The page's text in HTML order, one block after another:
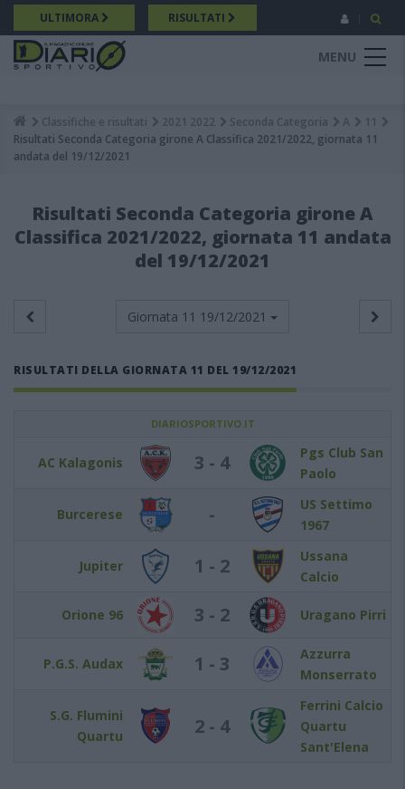
Salta
al
contenuto
principale
ULTIMORA RISULTATI
MENU
Breadcrumb
Classifiche e risultati 2021 2022 Seconda Categoria A
11
Risultati Seconda Categoria girone A Classifica 2021/2022, giornata 11
andata del 19/12/2021
Risultati Seconda Categoria girone A
Classifica 2021/2022, giornata 11 andata
del 19/12/2021
Giornata 11 19/12/2021
RISULTATI DELLA GIORNATA 11 DEL 19/12/2021
DIARIOSPORTIVO.IT
AC Kalagonis 3 - 4
Pgs Club San
Paolo
Burcerese -
US Settimo
1967
Jupiter 1 - 2
Ussana
Calcio
Orione 96 3 - 2 Uragano Pirri
P.G.S. Audax 1 - 3
Azzurra
Monserrato
S.G. Flumini
Quartu
2 - 4
Ferrini Calcio
Quartu
Sant'Elena